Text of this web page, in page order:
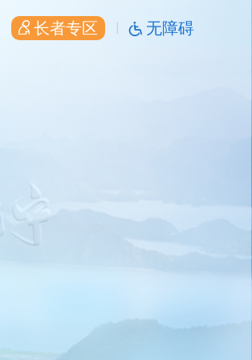
长者专区 无障碍